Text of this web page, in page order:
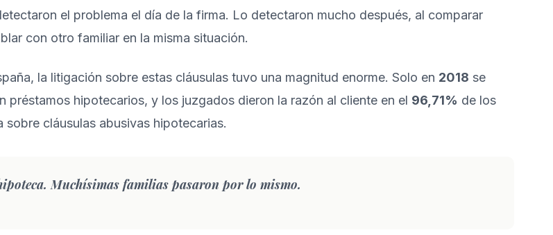
el problema el día de la firma. Lo detectaron mucho después, al comparar
con otro familiar en la misma situación.
la litigación sobre estas cláusulas tuvo una magnitud enorme. Solo en 2018 se
préstamos hipotecarios, y los juzgados dieron la razón al cliente en el 96,71% de los
cláusulas abusivas hipotecarias.
Muchísimas familias pasaron por lo mismo.